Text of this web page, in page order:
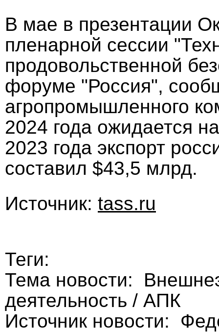
В мае в презентации
пленарной сессии
продовольственной
форуме "Россия",
агропромышленного
2024 года ожидается
2023 года экспорт
составил $43,5 млрд.
Источник: tass.ru
Теги:
Тема новости:
деятельность / АПК
Источник новости: